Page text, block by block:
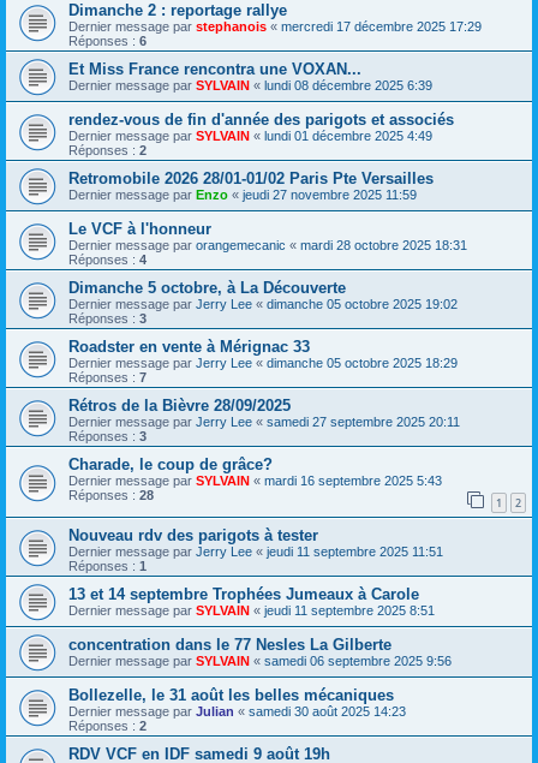
Dimanche 2 : reportage rallye
Dernier message par stephanois « mercredi 17 décembre 2025 17:29
Réponses : 6
Et Miss France rencontra une VOXAN...
Dernier message par SYLVAIN « lundi 08 décembre 2025 6:39
rendez-vous de fin d'année des parigots et associés
Dernier message par SYLVAIN « lundi 01 décembre 2025 4:49
Réponses : 2
Retromobile 2026 28/01-01/02 Paris Pte Versailles
Dernier message par Enzo « jeudi 27 novembre 2025 11:59
Le VCF à l'honneur
Dernier message par orangemecanic « mardi 28 octobre 2025 18:31
Réponses : 4
Dimanche 5 octobre, à La Découverte
Dernier message par Jerry Lee « dimanche 05 octobre 2025 19:02
Réponses : 3
Roadster en vente à Mérignac 33
Dernier message par Jerry Lee « dimanche 05 octobre 2025 18:29
Réponses : 7
Rétros de la Bièvre 28/09/2025
Dernier message par Jerry Lee « samedi 27 septembre 2025 20:11
Réponses : 3
Charade, le coup de grâce?
Dernier message par SYLVAIN « mardi 16 septembre 2025 5:43
Réponses : 28 1 2
Nouveau rdv des parigots à tester
Dernier message par Jerry Lee « jeudi 11 septembre 2025 11:51
Réponses : 1
13 et 14 septembre Trophées Jumeaux à Carole
Dernier message par SYLVAIN « jeudi 11 septembre 2025 8:51
concentration dans le 77 Nesles La Gilberte
Dernier message par SYLVAIN « samedi 06 septembre 2025 9:56
Bollezelle, le 31 août les belles mécaniques
Dernier message par Julian « samedi 30 août 2025 14:23
Réponses : 2
RDV VCF en IDF samedi 9 août 19h